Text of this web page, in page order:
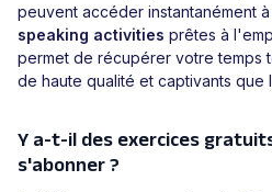
peuvent accéder instantanément
speaking activities prêtes à
permet de récupérer votre temps
de haute qualité et captivants que
Y a-t-il des exercices
s'abonner ?